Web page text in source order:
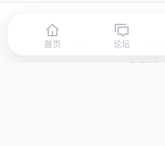
首页 签到
© 2026 LLBBS 乐乐论坛
首页 论坛